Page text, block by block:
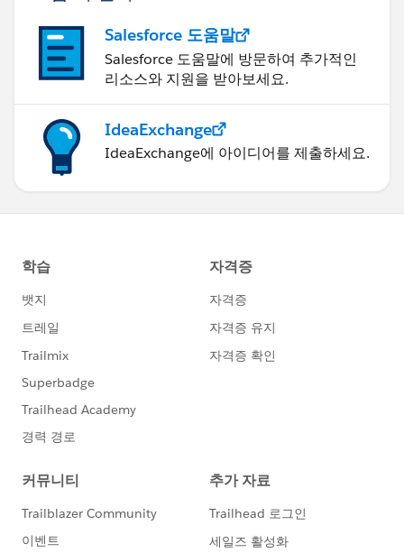
Salesforce 도움말
Salesforce 도움말에 방문하여 추가적인
리소스와 지원을 받아보세요.
IdeaExchange
IdeaExchange에 아이디어를 제출하세요.